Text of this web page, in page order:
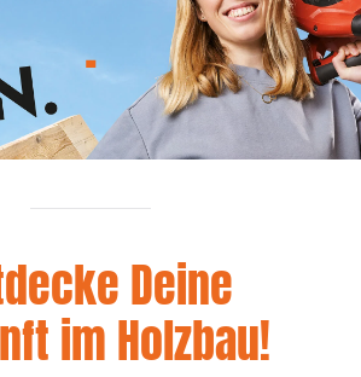
.
Deine
im Holzbau!